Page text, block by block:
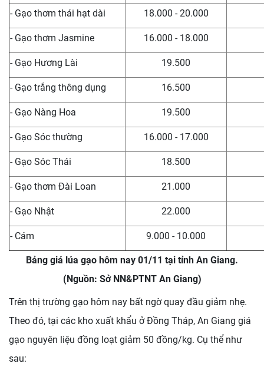
- Gạo thơm thái hạt dài 18.000 - 20.000
- Gạo thơm Jasmine 16.000 - 18.000
- Gạo Hương Lài 19.500
- Gạo trắng thông dụng 16.500
- Gạo Nàng Hoa 19.500
- Gạo Sóc thường 16.000 - 17.000
- Gạo Sóc Thái 18.500
- Gạo thơm Đài Loan 21.000
- Gạo Nhật 22.000
- Cám 9.000 - 10.000
Bảng giá lúa gạo hôm nay 01/11 tại tỉnh An Giang.
(Nguồn: Sở NN&PTNT An Giang)
Trên thị trường gạo hôm nay bất ngờ quay đầu giảm nhẹ.
Theo đó, tại các kho xuất khẩu ở Đồng Tháp, An Giang giá
gạo nguyên liệu đồng loạt giảm 50 đồng/kg. Cụ thể như
sau: